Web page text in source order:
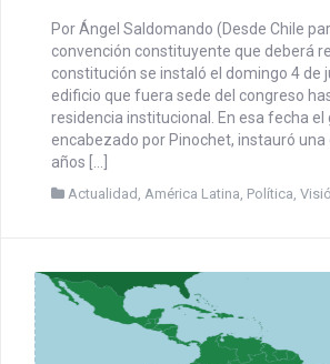
Por Ángel Saldomando (Desde Chile
convención constituyente que deberá
constitución se instaló el domingo 4 de
edificio que fuera sede del congreso
residencia institucional. En esa fecha el
encabezado por Pinochet, instauró
años […]
Actualidad , América Latina, Política,